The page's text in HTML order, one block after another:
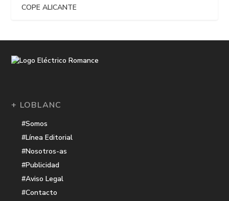
COPE ALICANTE
+ LOBLANC
#Somos
#Línea Editorial
#Nosotros-as
#Publicidad
#Aviso Legal
#Contacto